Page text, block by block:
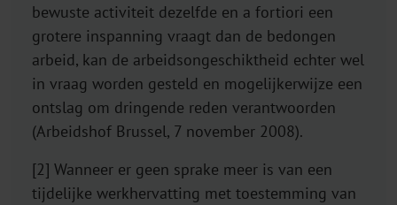
bewuste activiteit dezelfde en a fortiori een
grotere inspanning vraagt dan de bedongen
arbeid, kan de arbeidsongeschiktheid echter wel
in vraag worden gesteld en mogelijkerwijze een
ontslag om dringende reden verantwoorden
(Arbeidshof Brussel, 7 november 2008).
[2] Wanneer er geen sprake meer is van een
tijdelijke werkhervatting met toestemming van